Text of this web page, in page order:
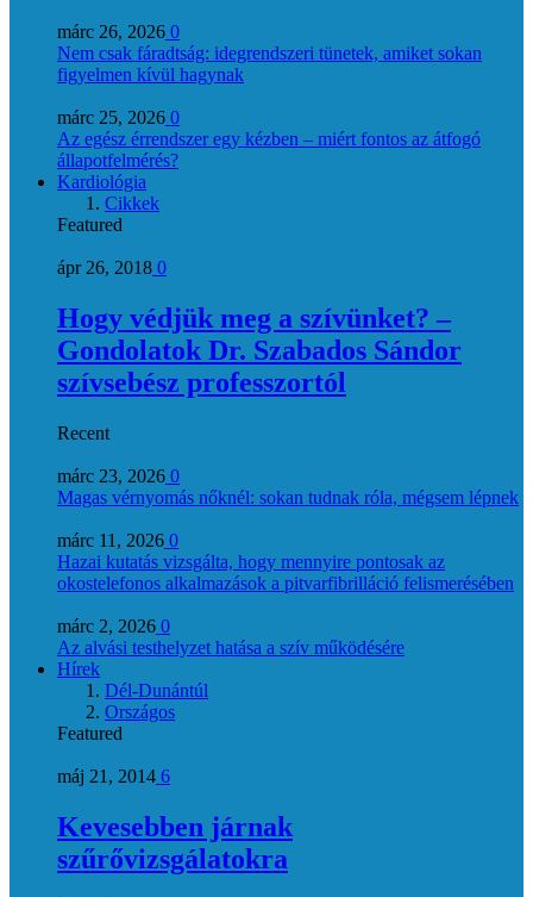
márc 26, 2026 0
Nem csak fáradtság: idegrendszeri tünetek, amiket sokan
figyelmen kívül hagynak
márc 25, 2026 0
Az egész érrendszer egy kézben – miért fontos az átfogó
állapotfelmérés?
Kardiológia
Cikkek
Featured
ápr 26, 2018 0
Hogy védjük meg a szívünket? –
Gondolatok Dr. Szabados Sándor
szívsebész professzortól
Recent
márc 23, 2026 0
Magas vérnyomás nőknél: sokan tudnak róla, mégsem lépnek
márc 11, 2026 0
Hazai kutatás vizsgálta, hogy mennyire pontosak az
okostelefonos alkalmazások a pitvarfibrilláció felismerésében
márc 2, 2026 0
Az alvási testhelyzet hatása a szív működésére
Hírek
Dél-Dunántúl
Országos
Featured
máj 21, 2014 6
Kevesebben járnak
szűrővizsgálatokra